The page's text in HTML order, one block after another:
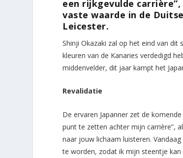
een rijkgevulde
vaste waarde in de
Leicester.
Shinji Okazaki zal op het eind van
kleuren van de Kanaries verdedigd
middenvelder, dit jaar kampt het
Revalidatie
De ervaren Japanner zet de
punt te zetten achter mijn carrière”,
naar jouw lichaam luisteren.
te worden, zodat ik mijn steentje kan